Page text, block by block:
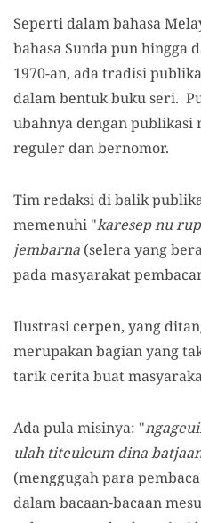
Seperti dalam bahasa
bahasa Sunda pun hingga
1970-an, ada tradisi
dalam bentuk buku seri.
ubahnya dengan publikasi
reguler dan bernomor.
Tim redaksi di balik
memenuhi "karesep nu
jembarna (selera yang
pada masyarakat
Ilustrasi cerpen, yang
merupakan bagian yang
tarik cerita buat
Ada pula misinya: "
ulah titeuleum dina
(menggugah para
dalam bacaan-bacaan